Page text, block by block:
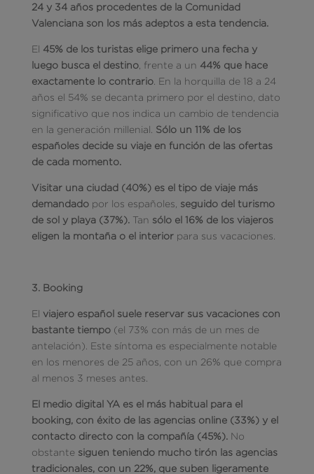
24 y 34 años procedentes de la Comunidad
Valenciana son los más adeptos a esta tendencia.
El 45% de los turistas elige primero una fecha y
luego busca el destino, frente a un 44% que hace
exactamente lo contrario. En la horquilla de 18 a 24
años el 54% se decanta primero por el destino, dato
significativo que nos indica un cambio de tendencia
en la generación millenial. Sólo un 11% de los
españoles decide su viaje en función de las ofertas
de cada momento.
Visitar una ciudad (40%) es el tipo de viaje más
demandado por los españoles, seguido del turismo
de sol y playa (37%). Tan sólo el 16% de los viajeros
eligen la montaña o el interior para sus vacaciones.
3. Booking
El viajero español suele reservar sus vacaciones con
bastante tiempo(el 73% con más de un mes de
antelación). Este síntoma es especialmente notable
en los menores de 25 años, con un 26% que compra
al menos 3 meses antes.
El medio digital YA es el más habitual para el
booking, con éxito de las agencias online (33%) y el
contacto directo con la compañía (45%). No
obstante siguen teniendo mucho tirón las agencias
tradicionales, con un 22%, que suben ligeramente